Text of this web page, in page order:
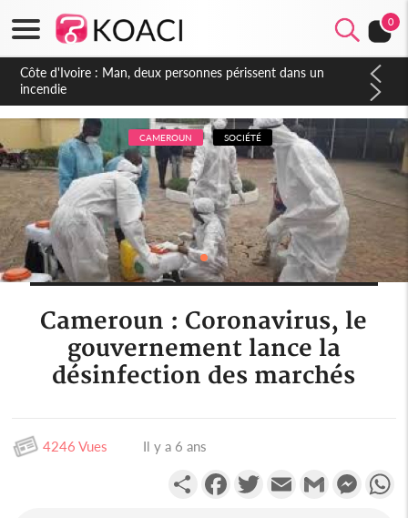
0
Côte d'Ivoire : Séileu, la célébration de la fête nationale
transformée en vaste campagne contre les produits
dépigmentants dangereux
CAMEROUN SOCIÉTÉ
Cameroun : Coronavirus, le
gouvernement lance la
désinfection des marchés
4246 Vues Il y a 6 ans
PartagerFacebookTwitterEmail Gmail